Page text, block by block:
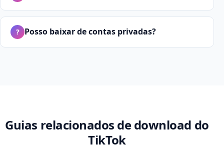
? Posso baixar de contas privadas?
Guias relacionados de download do
TikTok